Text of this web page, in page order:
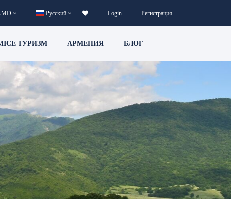
Русский Login Регистрация
ТУРИЗМ АРМЕНИЯ БЛОГ